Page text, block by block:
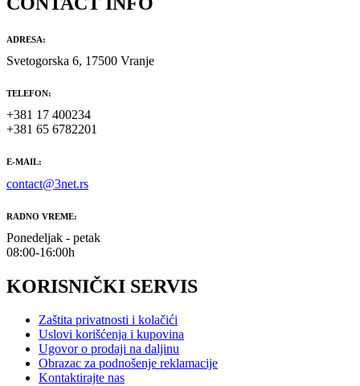
ADRESA:
Svetogorska 6, 17500 Vranje
TELEFON:
+381 17 400234
+381 65 6782201
E-MAIL:
contact@3net.rs
RADNO VREME:
Ponedeljak - petak
08:00-16:00h
KORISNIČKI SERVIS
Zaštita privatnosti i kolačići
Uslovi korišćenja i kupovina
Ugovor o prodaji na daljinu
Obrazac za podnošenje reklamacije
Kontaktirajte nas